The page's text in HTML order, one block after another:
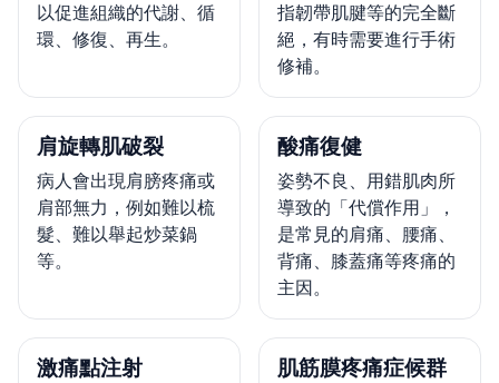
以促進組織的代謝、循
環、修復、再生。
指韌帶肌腱等的完全斷
絕，有時需要進行手術
修補。
肩旋轉肌破裂
病人會出現肩膀疼痛或
肩部無力，例如難以梳
髮、難以舉起炒菜鍋
等。
酸痛復健
姿勢不良、用錯肌肉所
導致的「代償作用」，
是常見的肩痛、腰痛、
背痛、膝蓋痛等疼痛的
主因。
激痛點注射 肌筋膜疼痛症候群